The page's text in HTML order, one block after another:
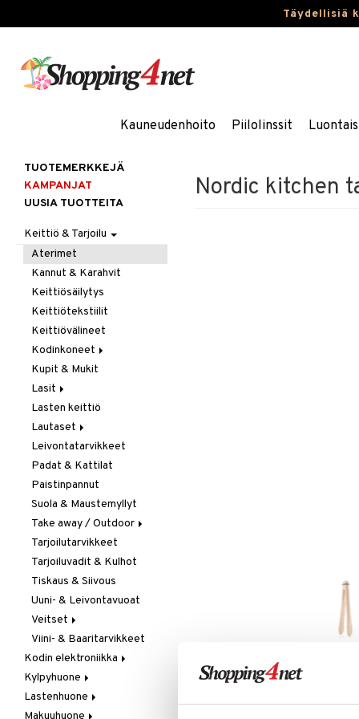
Täydellisiä
Kauneudenhoito Piilolinssit
Nordic kitchen
LISÄÄ TOIVELISTALLE
TUOTEMERKKEJÄ
KAMPANJAT
UUSIA TUOTTEITA
Keittiö & Tarjoilu
Aterimet
Kannut & Karahvit
Keittiösäilytys
Keittiötekstiilit
Keittiövälineet
Kodinkoneet
Kahvi, Tee & Espresso
Leivänpaahtimet
Mixerit &
Sähkövatkaimet
Muut koneet
Vedenkeittimet
Kupit & Mukit
Lasit
Juoma- & Cocktailasit
Juomalasit
Olutlasit
Shamppanjalasit
Snapsi- & Aveclasit
Viinilasit
Whiskey- & Konjakkilasit
Lasten keittiö
Lautaset
Asetit
Ruokalautaset
Syvät lautaset
Leivontatarvikkeet
Padat & Kattilat
Paistinpannut
Suola & Maustemyllyt
Take away / Outdoor
Eväslaatikot
Pullot
Termoskannut
Termosmukit
Tarjoilutarvikkeet
Tarjoiluvadit & Kulhot
Tiskaus & Siivous
Uuni- & Leivontavuoat
Veitset
Erityisveitset
Keittiöveitset
Kuorinta- &
Vihannesveitset
Leikkuulaudat
Viini- & Baaritarvikkeet
Kodin elektroniikka
Ääni
Kylpyhuone
Kylpyhuoneen sisustus
Kylpyhuoneen tarvikkeita
Lastenhuone
Kylpyhuoneen koristelu
Makuuhuone